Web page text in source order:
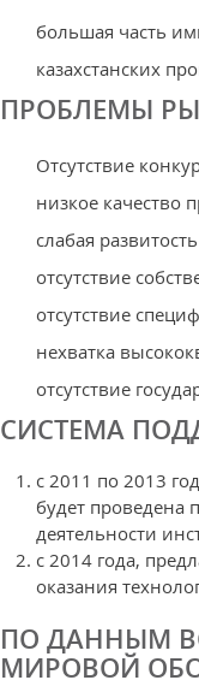
большая часть
казахстанских
ПРОБЛЕМЫ
Отсутствие
низкое качество
слабая
отсутствие
отсутствие
нехватка
отсутствие
СИСТЕМА
с 2011 по 2013
будет проведена
деятельности
с 2014 года,
оказания
ПО ДАННЫМ
МИРОВОЙ